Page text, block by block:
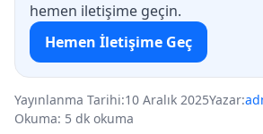
hemen iletişime geçin.
Hemen İletişime Geç
Yayınlanma Tarihi:10 Aralık 2025Yazar:
Okuma: 5 dk okuma